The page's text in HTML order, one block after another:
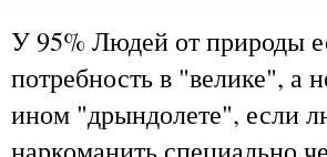
У 95% Людей от природы
потребность в "велике", а
ином "дрындолете", если